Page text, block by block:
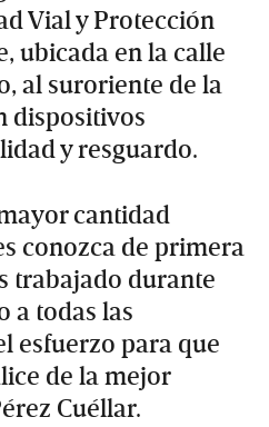
Vial y Protección
ubicada en la calle
al suroriente de la
dispositivos
y resguardo.
cantidad
conozca de primera
trabajado durante
a todas las
esfuerzo para que
de la mejor
Cuéllar.